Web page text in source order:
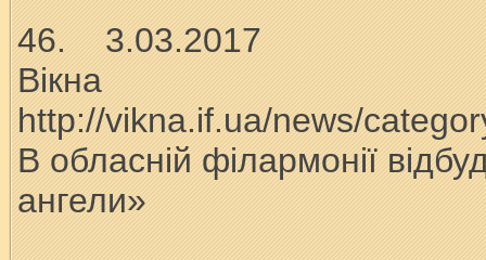
46. 3.03.2017
Вікна
http://vikna.if.ua/news/
В обласній філармонії
ангели»